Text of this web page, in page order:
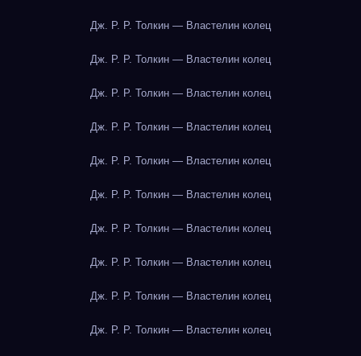
Дж. Р. Р. Толкин — Властелин колец
Дж. Р. Р. Толкин — Властелин колец
Дж. Р. Р. Толкин — Властелин колец
Дж. Р. Р. Толкин — Властелин колец
Дж. Р. Р. Толкин — Властелин колец
Дж. Р. Р. Толкин — Властелин колец
Дж. Р. Р. Толкин — Властелин колец
Дж. Р. Р. Толкин — Властелин колец
Дж. Р. Р. Толкин — Властелин колец
Дж. Р. Р. Толкин — Властелин колец